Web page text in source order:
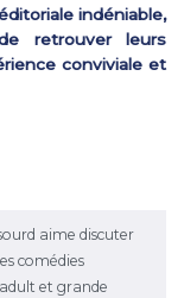
indéniable,
retrouver leurs
conviviale et
aime discuter
comédies
et grande